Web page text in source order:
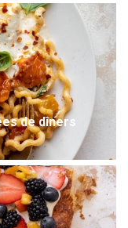
de dîners